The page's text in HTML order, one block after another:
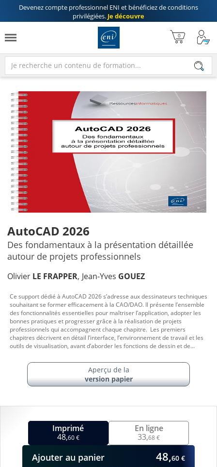
Devenez compte professionnel ENI et bénéficiez deconditions
privilégiées. Je découvre
AutoCAD 2026
Des fondamentaux à la présentation détaillée
autour de projets professionnels
Olivier LE FRAPPER Jean-Yves GOUEZ
Imprimé
48,60 €
En ligne
33,68 €
Ajouter au panier 48,60 €
Ce support dédié à AutoCAD 2026 s’adresse aux dessinateurs techniques
souhaitant se former efficacement à la CAO/DAO. Il présente l’ensemble
des fonctionnalités essentielles pour maîtriser l’application, adopter les
bonnes pratiques et progresser grâce à la réalisation de projets
professionnels qui accompagnent chaque chapitre. Les premiers
chapitres décrivent en détail l’interface, l’environnement de travail et les
outils de visualisation, avant d’aborder les fonctions de dessin et de...
Aperçu de la
version papier